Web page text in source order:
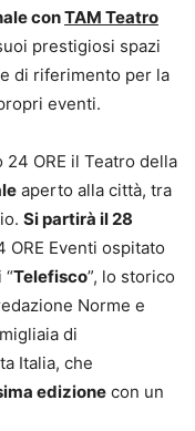
conTAM Teatro
prestigiosi spazi
di riferimento per la
eventi.
ORE il Teatro della
aperto alla città, tra
Si partirà il 28
ORE Eventi ospitato
“Telefisco”, lo storico
Norme e
di
Italia, che
edizione con un